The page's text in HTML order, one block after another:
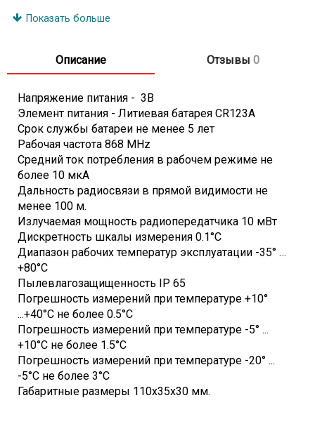
Показать больше
Описание Отзывы 0
Напряжение питания - 3В
Элемент питания - Литиевая батарея CR123А
Срок службы батареи не менее 5 лет
Рабочая частота 868 МHz
Средний ток потребления в рабочем режиме не
более 10 мкА
Дальность радиосвязи в прямой видимости не
менее 100 м.
Излучаемая мощность радиопередатчика 10 мВт
Дискретность шкалы измерения 0.1°C
Диапазон рабочих температур эксплуатации -35° …
+80°C
Пылевлагозащищенность IP 65
Погрешность измерений при температуре +10°
...+40°C не более 0.5°C
Погрешность измерений при температуре -5° ...
+10°C не более 1.5°C
Погрешность измерений при температуре -20° ...
-5°C не более 3°C
Габаритные размеры 110х35х30 мм.